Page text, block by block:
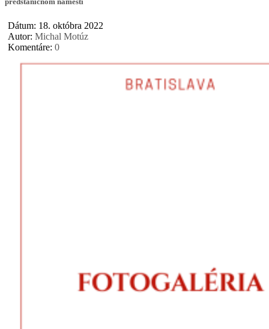
Dátum: 18. októbra 2022
Autor: Michal Motúz
Komentáre: 0